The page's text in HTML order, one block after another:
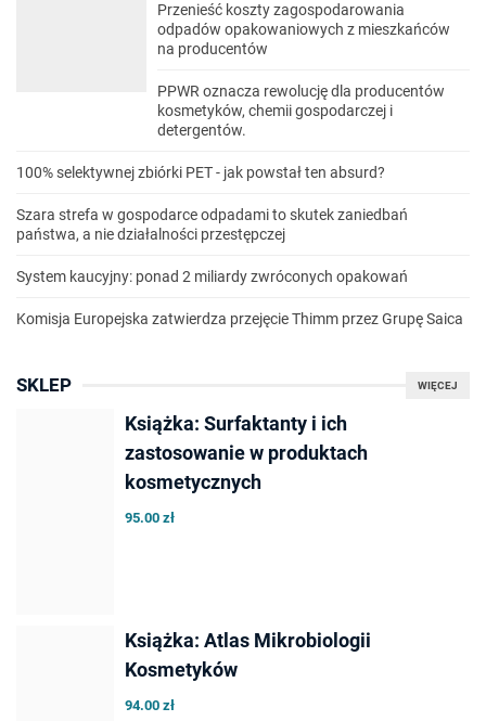
Przenieść koszty zagospodarowania
odpadów opakowaniowych z mieszkańców
na producentów
PPWR oznacza rewolucję dla producentów
kosmetyków, chemii gospodarczej i
detergentów.
100% selektywnej zbiórki PET - jak powstał ten absurd?
Szara strefa w gospodarce odpadami to skutek zaniedbań
państwa, a nie działalności przestępczej
System kaucyjny: ponad 2 miliardy zwróconych opakowań
Komisja Europejska zatwierdza przejęcie Thimm przez Grupę Saica
WIĘCEJ
SKLEP
Książka: Surfaktanty i ich
zastosowanie w produktach
kosmetycznych
95.00 zł
Książka: Atlas Mikrobiologii
Kosmetyków
94.00 zł